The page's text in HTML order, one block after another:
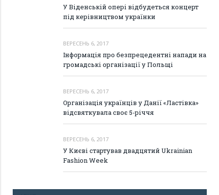
У Віденській опері відбудеться концерт
під керівництвом українки
ВЕРЕСЕНЬ 6, 2017
Інформація про безпрецедентні напади на
громадські організації у Польщі
ВЕРЕСЕНЬ 6, 2017
Організація українців у Данії «Ластівка»
відсвяткувала своє 5-річчя
ВЕРЕСЕНЬ 6, 2017
У Києві стартував двадцятий Ukrainian
Fashion Week